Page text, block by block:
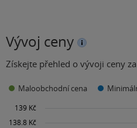
Vývoj ceny
Získejte přehled o vývoji ceny
Maloobchodní cena